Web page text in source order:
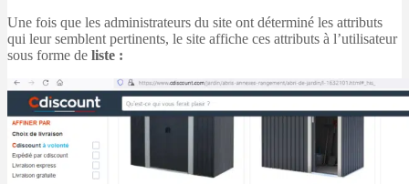
Une fois que les administrateurs du site ont déterminé les attributs
qui leur semblent pertinents, le site affiche ces attributs à l’utilisateur
sous forme de liste :